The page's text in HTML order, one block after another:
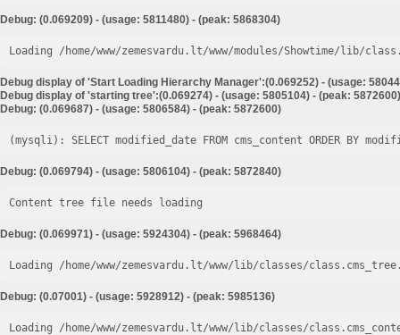
Debug: (0.069209) - (usage: 5811480) - (peak: 5868304)
Loading /home/www/zemesvardu.lt/www/modules/Showtime/lib/
Debug display of 'Start Loading Hierarchy Manager':(0.069252) - (usage:
Debug display of 'starting tree':(0.069274) - (usage: 5805104) - (peak: 5872600)
Debug: (0.069687) - (usage: 5806584) - (peak: 5872600)
Debug: (0.069794) - (usage: 5806104) - (peak: 5872840)
Content tree file needs loading
Debug: (0.069971) - (usage: 5924304) - (peak: 5968464)
Loading /home/www/zemesvardu.lt/www/lib/classes/
Debug: (0.07001) - (usage: 5928912) - (peak: 5985136)
Loading /home/www/zemesvardu.lt/www/lib/classes/